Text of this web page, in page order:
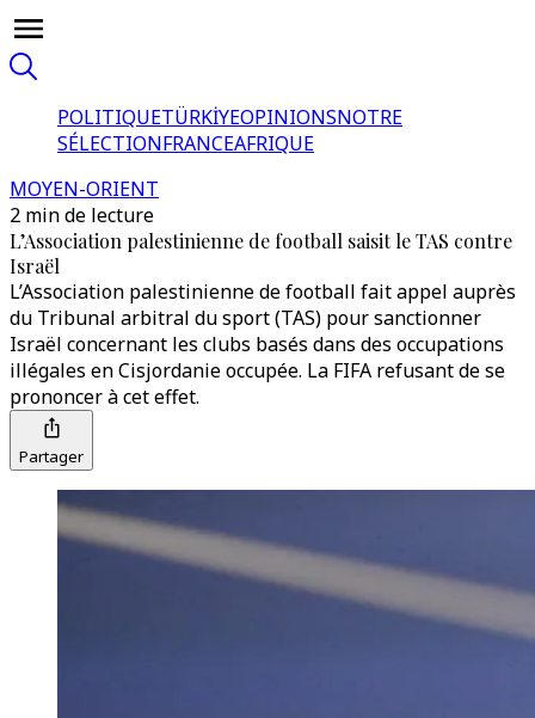
POLITIQUETÜRKİYEOPINIONSNOTRE
SÉLECTIONFRANCEAFRIQUE
MOYEN-ORIENT
2 min de lecture
L’Association palestinienne de football saisit le TAS contre
Israël
L’Association palestinienne de football fait appel auprès
du Tribunal arbitral du sport (TAS) pour sanctionner
Israël concernant les clubs basés dans des occupations
illégales en Cisjordanie occupée. La FIFA refusant de se
prononcer à cet effet.
Partager